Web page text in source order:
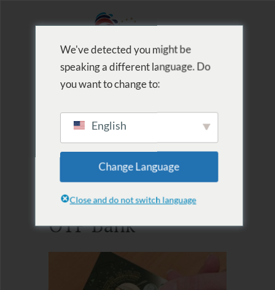
Fizetési módok
OTP Bank
We've detected you might be
speaking a different language. Do
you want to change to:
English
Change Language
Close and do not switch language